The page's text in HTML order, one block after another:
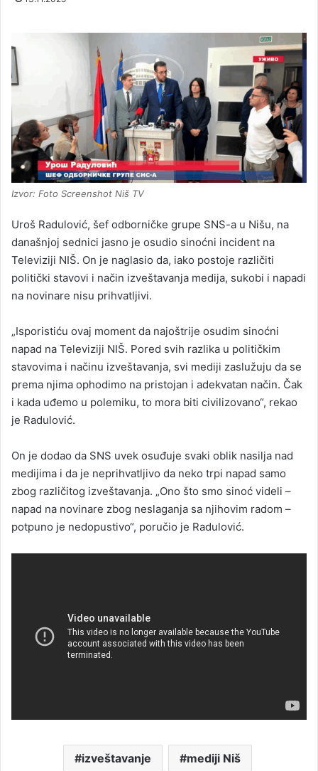
Izvor: Foto Screenshot Niš TV
Uroš Radulović, šef odborničke grupe SNS-a u Nišu, na
današnjoj sednici jasno je osudio sinoćni incident na
Televiziji NIŠ. On je naglasio da, iako postoje različiti
politički stavovi i način izveštavanja medija, sukobi i napadi
na novinare nisu prihvatljivi.
„Isporistiću ovaj moment da najoštrije osudim sinoćni
napad na Televiziji NIŠ. Pored svih razlika u političkim
stavovima i načinu izveštavanja, svi mediji zaslužuju da se
prema njima ophodimo na pristojan i adekvatan način. Čak
i kada uđemo u polemiku, to mora biti civilizovano“, rekao
je Radulović.
On je dodao da SNS uvek osuđuje svaki oblik nasilja nad
medijima i da je neprihvatljivo da neko trpi napad samo
zbog različitog izveštavanja. „Ono što smo sinoć videli –
napad na novinare zbog neslaganja sa njihovim radom –
potpuno je nedopustivo“, poručio je Radulović.
izveštavanje mediji Niš